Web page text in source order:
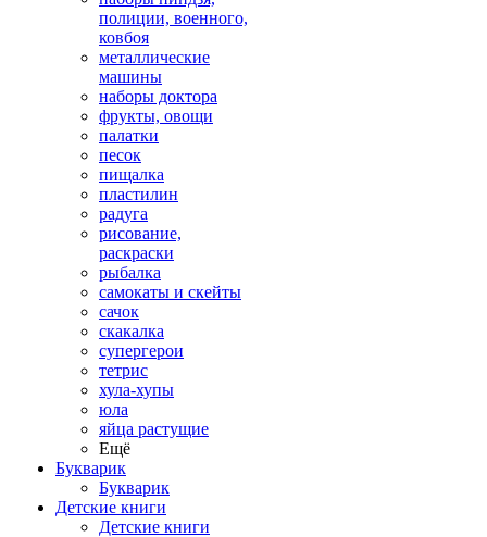
полиции, военного,
ковбоя
металлические
машины
наборы доктора
фрукты, овощи
палатки
песок
пищалка
пластилин
радуга
рисование,
раскраски
рыбалка
самокаты и скейты
сачок
скакалка
супергерои
тетрис
хула-хупы
юла
яйца растущие
Ещё
Букварик
Букварик
Детские книги
Детские книги